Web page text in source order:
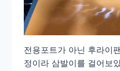
전용포트가 아닌 후라이
정이라 삼발이를 걸어보